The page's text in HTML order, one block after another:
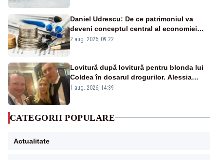
Daniel Udrescu: De ce patrimoniul va
deveni conceptul central al economiei
viitoare?
2 aug. 2026, 09:22
Lovitură după lovitură pentru blonda lui
Coldea în dosarul drogurilor. Alessia
Păcuraru explică decizia magistraților
1 aug. 2026, 14:39
CATEGORII POPULARE
Actualitate